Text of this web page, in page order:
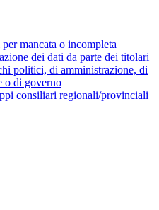
mancata o incompleta
dei dati da parte dei titolari
politici, di amministrazione, di
o di governo
consiliari regionali/provinciali